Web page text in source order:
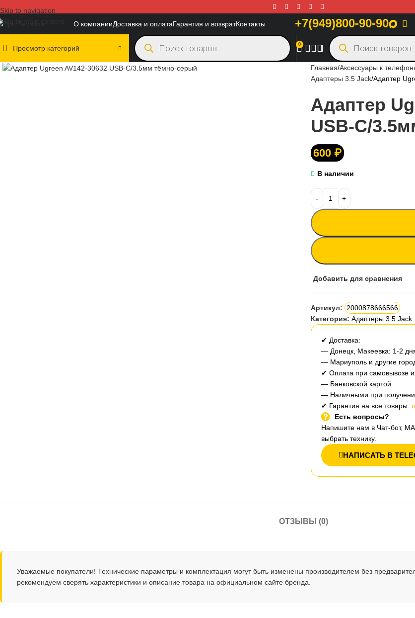
Skip to navigation
Skip to main content
О компанииДоставка и оплатаГарантия и возвратКонтакты +7(949)800-90-90
Просмотр категорий 0
Нажмите, чтобы увеличить
Главная Аксессуары к
Адаптеры 3.5 Jack Адаптер
Адаптер
USB-C/
600 ₽
В наличии
Добавить для сравнения
Артикул:
2000878666566
Категория: Адаптеры 3.5 Jack
✔ Доставка:
— Донецк, Макеевка: 1-2
— Мариуполь и другие
✔ Оплата при самовывозе
— Банковской картой
— Наличными при
✔ Гарантия на все товары:
Есть вопросы?
Напишите нам в Чат-бот,
выбрать технику.
НАПИСАТЬ В
ОТЗЫВЫ (0)
Уважаемые покупатели! Технические параметры и комплектация могут быть изменены производителем без
рекомендуем сверять характеристики и описание товара на официальном сайте бренда.